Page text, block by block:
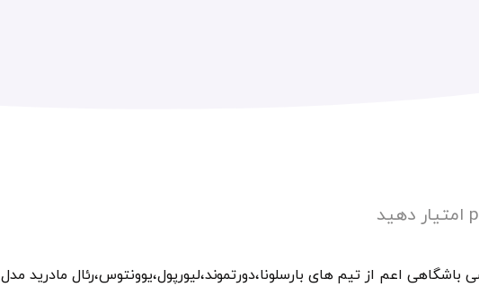
اعم از تیم های بارسلونا،دورتموند،لیورپول،یوونتوس،رئال مادرید مدل